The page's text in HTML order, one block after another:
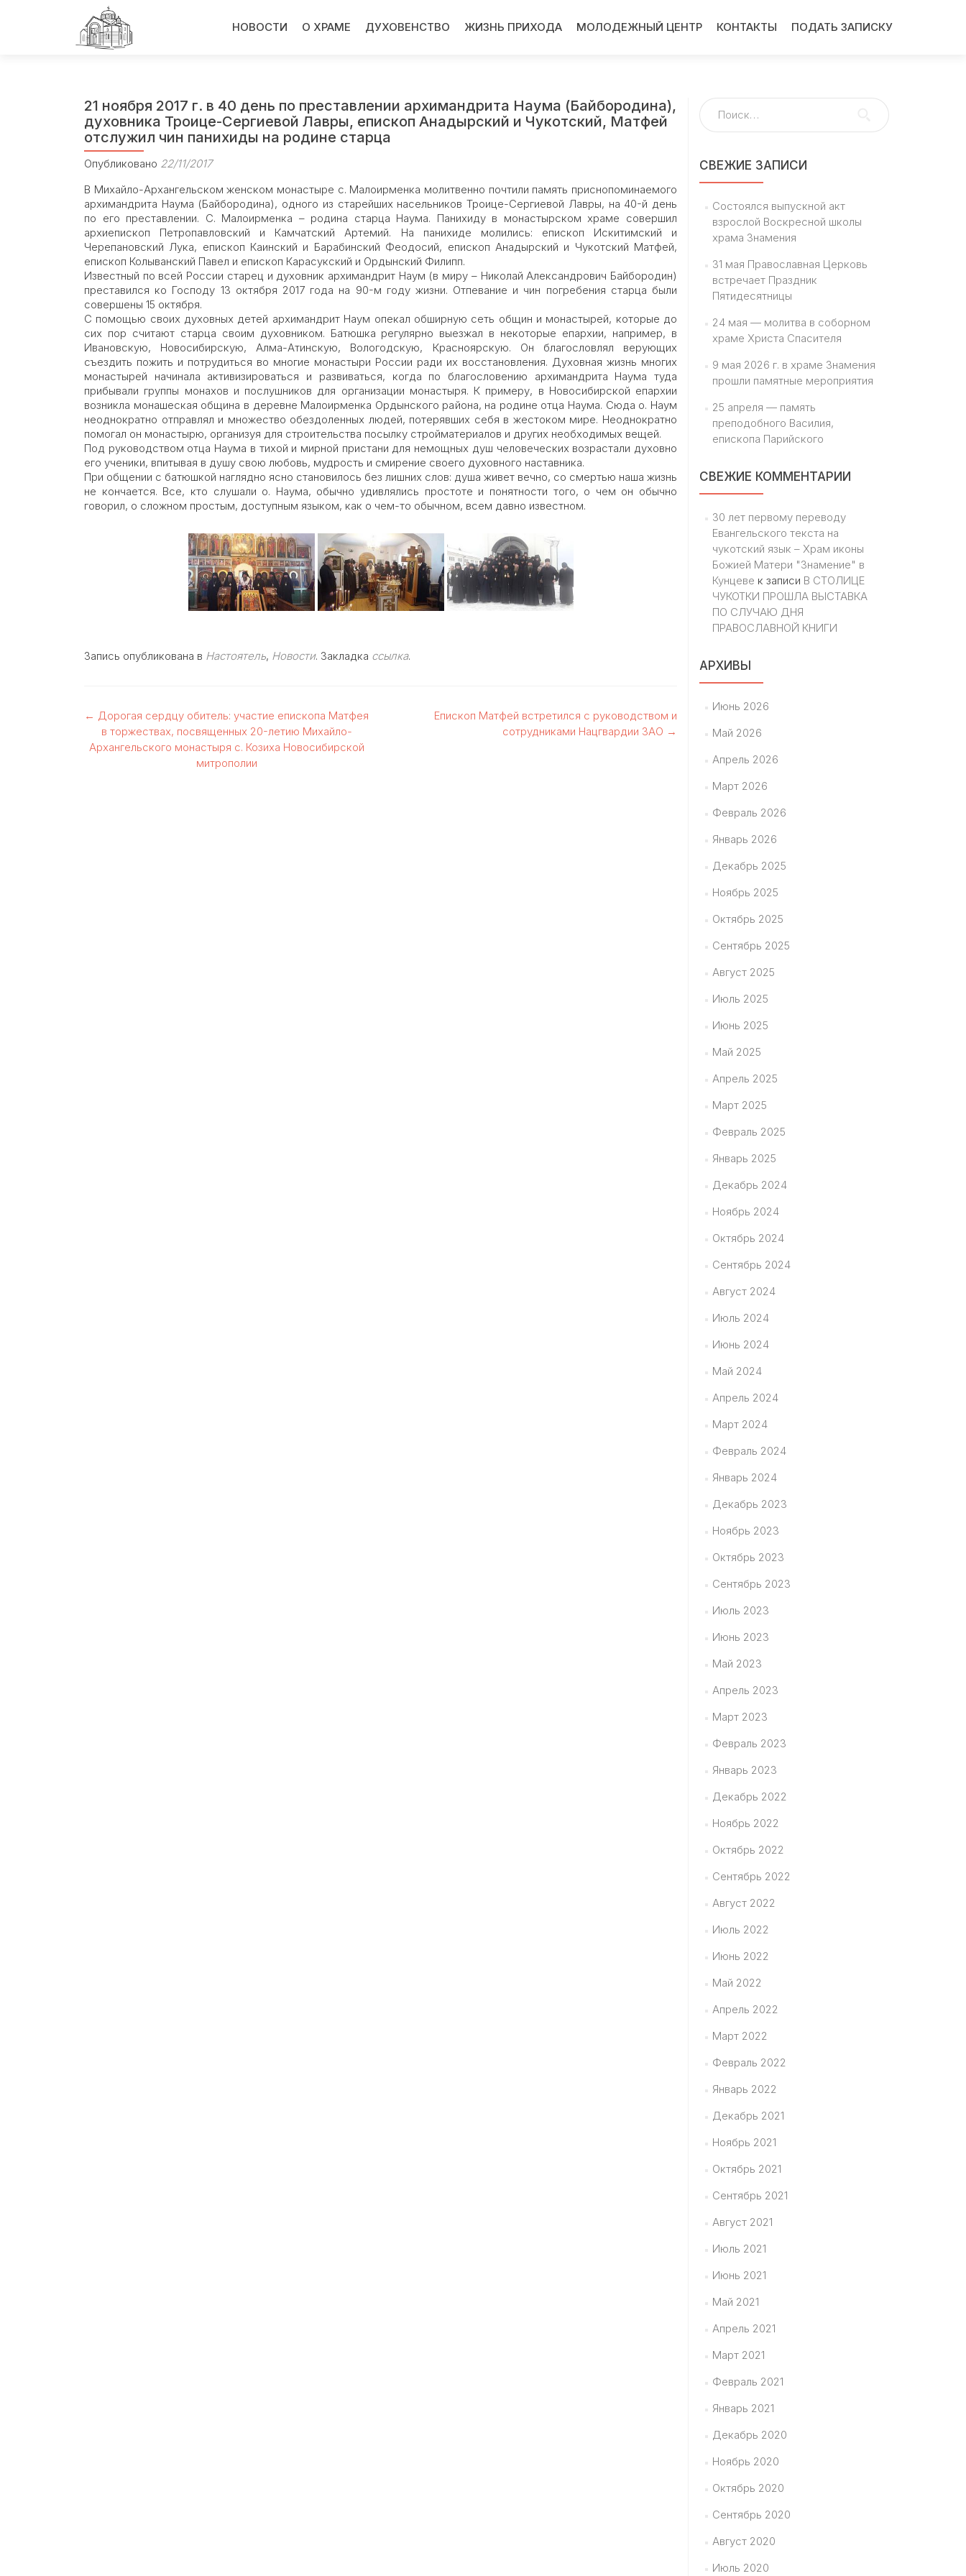
кНОВОСТИ О ХРАМЕ ДУХОВЕНСТВО ЖИЗНЬ ПРИХОДА МОЛОДЕЖНЫЙ ЦЕНТР КОНТАКТЫ ПОДАТЬ ЗАПИСКУ
21 ноября 2017 г. в 40 день по преставлении архимандрита Наума (Байбородина),
духовника Троице-Сергиевой Лавры, епископ Анадырский и Чукотский, Матфей
отслужил чин панихиды на родине старца
Опубликовано 22/11/2017
В Михайло-Архангельском женском монастыре с. Малоирменка молитвенно почтили память приснопоминаемого
архимандрита Наума (Байбородина), одного из старейших насельников Троице-Сергиевой Лавры, на 40-й день
по его преставлении. С. Малоирменка – родина старца Наума. Панихиду в монастырском храме совершил
архиепископ Петропавловский и Камчатский Артемий. На панихиде молились: епископ Искитимский и
Черепановский Лука, епископ Каинский и Барабинский Феодосий, епископ Анадырский и Чукотский Матфей,
епископ Колыванский Павел и епископ Карасукский и Ордынский Филипп.
Известный по всей России старец и духовник архимандрит Наум (в миру – Николай Александрович Байбородин)
преставился ко Господу 13 октября 2017 года на 90-м году жизни. Отпевание и чин погребения старца были
совершены 15 октября.
С помощью своих духовных детей архимандрит Наум опекал обширную сеть общин и монастырей, которые до
сих пор считают старца своим духовником. Батюшка регулярно выезжал в некоторые епархии, например, в
Ивановскую, Новосибирскую, Алма-Атинскую, Вологодскую, Красноярскую. Он благословлял верующих
съездить пожить и потрудиться во многие монастыри России ради их восстановления. Духовная жизнь многих
монастырей начинала активизироваться и развиваться, когда по благословению архимандрита Наума туда
прибывали группы монахов и послушников для организации монастыря. К примеру, в Новосибирской епархии
возникла монашеская община в деревне Малоирменка Ордынского района, на родине отца Наума. Сюда о. Наум
неоднократно отправлял и множество обездоленных людей, потерявших себя в жестоком мире. Неоднократно
помогал он монастырю, организуя для строительства посылку стройматериалов и других необходимых вещей.
Под руководством отца Наума в тихой и мирной пристани для немощных душ человеческих возрастали духовно
его ученики, впитывая в душу свою любовь, мудрость и смирение своего духовного наставника.
При общении с батюшкой наглядно ясно становилось без лишних слов: душа живет вечно, со смертью наша жизнь
не кончается. Все, кто слушали о. Наума, обычно удивлялись простоте и понятности того, о чем он обычно
говорил, о сложном простым, доступным языком, как о чем-то обычном, всем давно известном.
Запись опубликована в Настоятель, Новости. Закладка ссылка.
Навигация
по
← Дорогая сердцу обитель: участие епископа Матфея
в торжествах, посвященных 20-летию Михайло-
Архангельского монастыря с. Козиха Новосибирской
митрополии
Епископ Матфей встретился с руководством и
сотрудниками Нацгвардии ЗАО →
Найти:
СВЕЖИЕ ЗАПИСИ
Состоялся выпускной акт
взрослой Воскресной школы
храма Знамения
31 мая Православная Церковь
встречает Праздник
Пятидесятницы
24 мая — молитва в соборном
храме Христа Спасителя
9 мая 2026 г. в храме Знамения
прошли памятные мероприятия
25 апреля — память
преподобного Василия,
епископа Парийского
СВЕЖИЕ КОММЕНТАРИИ
30 лет первому переводу
Евангельского текста на
чукотский язык – Храм иконы
Божией Матери "Знамение" в
Кунцеве к записи В СТОЛИЦЕ
ЧУКОТКИ ПРОШЛА ВЫСТАВКА
ПО СЛУЧАЮ ДНЯ
ПРАВОСЛАВНОЙ КНИГИ
АРХИВЫ
Июнь 2026
Май 2026
Апрель 2026
Март 2026
Февраль 2026
Январь 2026
Декабрь 2025
Ноябрь 2025
Октябрь 2025
Сентябрь 2025
Август 2025
Июль 2025
Июнь 2025
Май 2025
Апрель 2025
Март 2025
Февраль 2025
Январь 2025
Декабрь 2024
Ноябрь 2024
Октябрь 2024
Сентябрь 2024
Август 2024
Июль 2024
Июнь 2024
Май 2024
Апрель 2024
Март 2024
Февраль 2024
Январь 2024
Декабрь 2023
Ноябрь 2023
Октябрь 2023
Сентябрь 2023
Июль 2023
Июнь 2023
Май 2023
Апрель 2023
Март 2023
Февраль 2023
Январь 2023
Декабрь 2022
Ноябрь 2022
Октябрь 2022
Сентябрь 2022
Август 2022
Июль 2022
Июнь 2022
Май 2022
Апрель 2022
Март 2022
Февраль 2022
Январь 2022
Декабрь 2021
Ноябрь 2021
Октябрь 2021
Сентябрь 2021
Август 2021
Июль 2021
Июнь 2021
Май 2021
Апрель 2021
Март 2021
Февраль 2021
Январь 2021
Декабрь 2020
Ноябрь 2020
Октябрь 2020
Сентябрь 2020
Август 2020
Июль 2020